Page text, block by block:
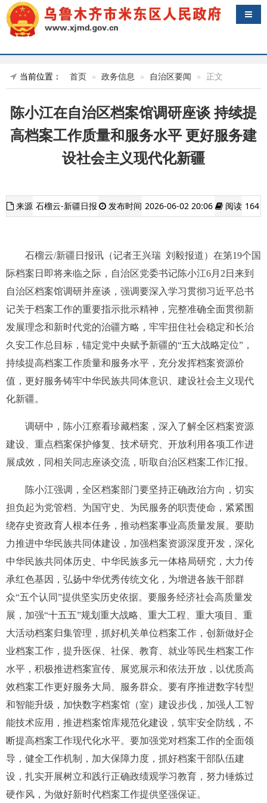
导航
当前位置： 首页 政务信息 自治区要闻 正文
陈小江在自治区档案馆调研座谈 持续提
高档案工作质量和服务水平 更好服务建
设社会主义现代化新疆
来源 石榴云-新疆日报 发布时间 2026-06-02 20:06 阅读 164
石榴云/新疆日报讯（记者王兴瑞 刘毅报道）在第19个国
际档案日即将来临之际，自治区党委书记陈小江6月2日来到
自治区档案馆调研并座谈，强调要深入学习贯彻习近平总书
记关于档案工作的重要指示批示精神，完整准确全面贯彻新
发展理念和新时代党的治疆方略，牢牢扭住社会稳定和长治
久安工作总目标，锚定党中央赋予新疆的“五大战略定位”，
持续提高档案工作质量和服务水平，充分发挥档案资源价
值，更好服务铸牢中华民族共同体意识、建设社会主义现代
化新疆。
调研中，陈小江察看珍藏档案，深入了解全区档案资源
建设、重点档案保护修复、技术研究、开放利用各项工作进
展成效，同相关同志座谈交流，听取自治区档案工作汇报。
陈小江强调，全区档案部门要坚持正确政治方向，切实
担负起为党管档、为国守史、为民服务的职责使命，紧紧围
绕存史资政育人根本任务，推动档案事业高质量发展。要助
力推进中华民族共同体建设，加强档案资源深度开发，深化
中华民族共同体历史、中华民族多元一体格局研究，大力传
承红色基因，弘扬中华优秀传统文化，为增进各族干部群
众“五个认同”提供坚实历史依据。要服务经济社会高质量发
展，加强“十五五”规划重大战略、重大工程、重大项目、重
大活动档案归集管理，抓好机关单位档案工作，创新做好企
业档案工作，提升医保、社保、教育、就业等民生档案工作
水平，积极推进档案宣传、展览展示和依法开放，以优质高
效档案工作更好服务大局、服务群众。要有序推进数字转型
和智能升级，加快数字档案馆（室）建设步伐，加强人工智
能技术应用，推进档案馆库规范化建设，筑牢安全防线，不
断提高档案工作现代化水平。要加强党对档案工作的全面领
导，健全工作机制，加大保障力度，抓好档案干部队伍建
设，扎实开展树立和践行正确政绩观学习教育，努力锤炼过
硬作风，为做好新时代档案工作提供坚强保证。